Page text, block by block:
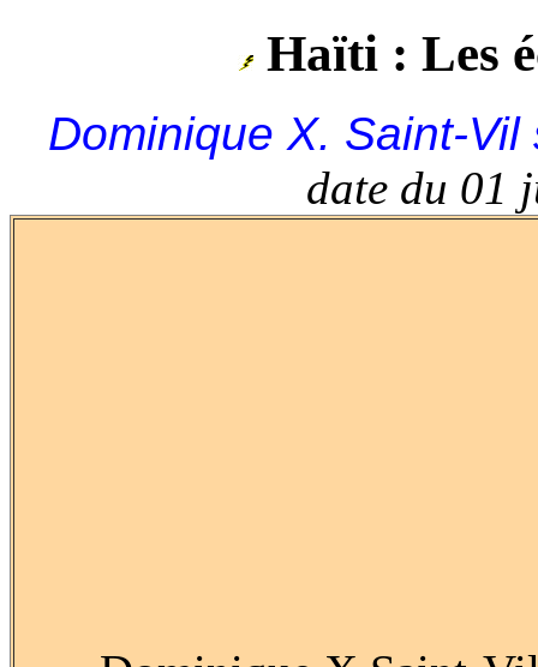
Haïti : Les
Dominique X. Saint-
date du 01